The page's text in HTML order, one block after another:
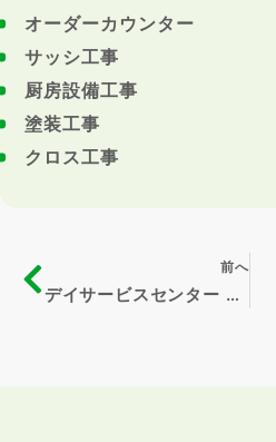
オーダーカウンター
サッシ工事
厨房設備工事
塗装工事
クロス工事
前へ
デイサービスセンター ねこのて